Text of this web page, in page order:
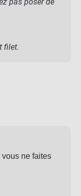
filet.
vous ne faites